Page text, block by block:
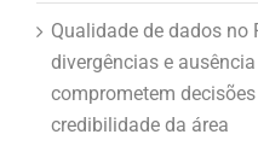
Qualidade de dados no
divergências e
comprometem
credibilidade da área